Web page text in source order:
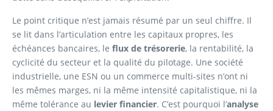
Le point critique n’est jamais résumé par un seul chiffre. Il
se lit dans l’articulation entre les capitaux propres, les
échéances bancaires, le flux de trésorerie, la rentabilité, la
cyclicité du secteur et la qualité du pilotage. Une société
industrielle, une ESN ou un commerce multi-sites n’ont ni
les mêmes marges, ni la même intensité capitalistique, ni la
même tolérance au levier financier. C’est pourquoi l’analyse